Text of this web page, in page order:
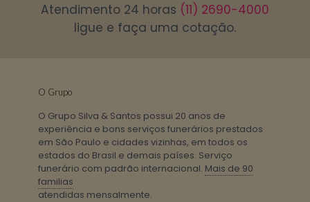
Atendimento 24 horas (11) 2690-4000
ligue e faça uma cotação.
O Grupo
O Grupo Silva & Santos possui 20 anos de
experiência e bons serviços funerários prestados
em São Paulo e cidades vizinhas, em todos os
estados do Brasil e demais países. Serviço
funerário com padrão internacional. Mais de 90
familias
atendidas mensalmente.